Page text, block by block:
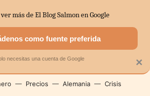
DOMÉSTICA MERCADOS
Precios Alemania Crisis
×
más de El Blog Salmon en Google
como fuente preferida
necesitas una cuenta de Google